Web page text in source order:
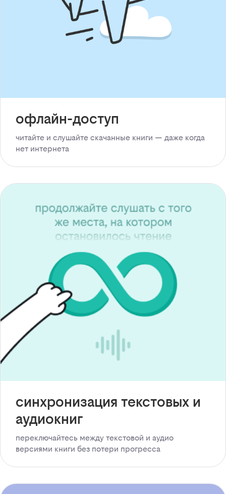
офлайн-доступ
читайте и слушайте скачанные книги — даже когда
нет интернета
синхронизация текстовых и
аудиокниг
переключайтесь между текстовой и аудио
версиями книги без потери прогресса